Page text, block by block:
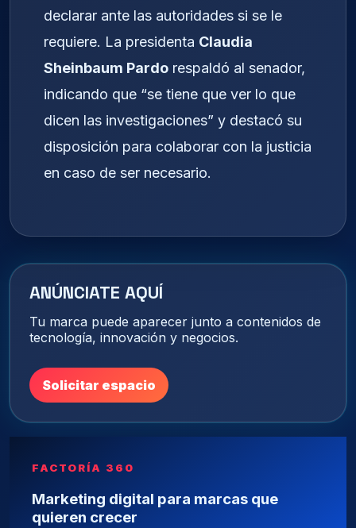
declarar ante las autoridades si se le
requiere. La presidenta Claudia
Sheinbaum Pardo respaldó al senador,
indicando que “se tiene que ver lo que
dicen las investigaciones” y destacó su
disposición para colaborar con la justicia
en caso de ser necesario.
ANÚNCIATE AQUÍ
Tu marca puede aparecer junto a contenidos de
tecnología, innovación y negocios.
Solicitar espacio
FACTORÍA 360
Marketing digital para marcas que
quieren crecer